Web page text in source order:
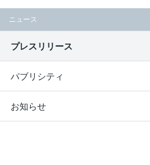
ニュース
プレスリリース
パブリシティ
お知らせ